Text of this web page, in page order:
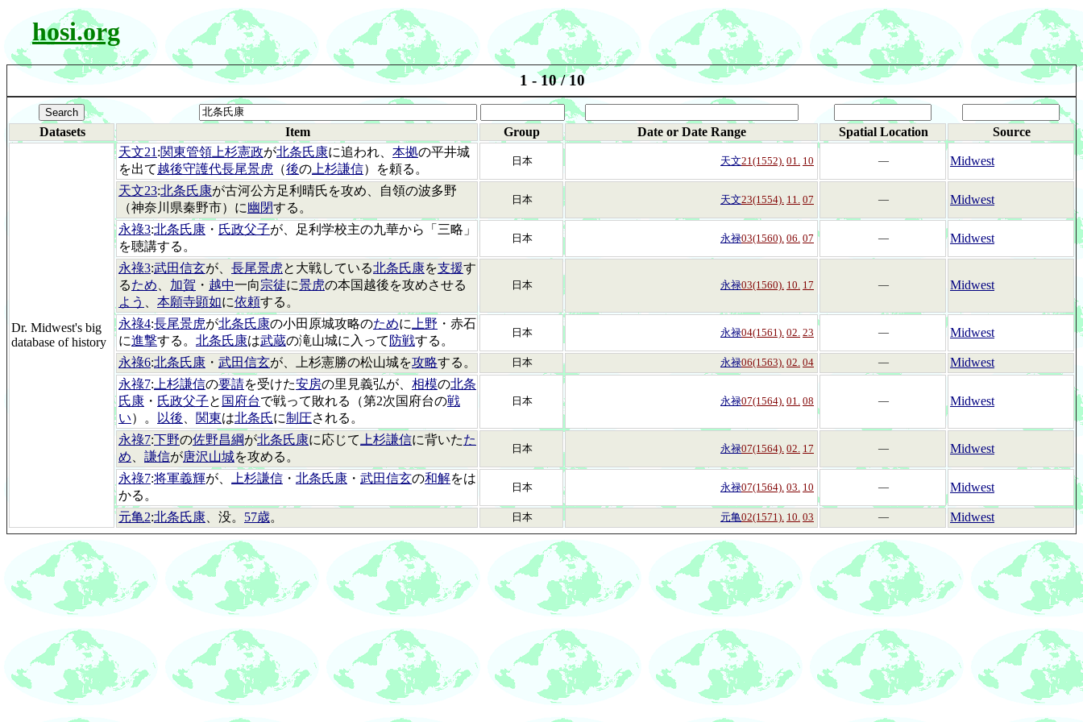
hosi.org
1 - 10 / 10
Datasets Item Group Date or Date Range Spatial Location Source
Dr. Midwest's big
database of history
天文21 :関東管領上杉憲政が北条氏康に追われ、 本拠の平井城
を出て越後守護代長尾景虎 （後の 上杉謙信）を頼る。
日本 天文21(1552). 01. 10 ― Midwest
天文23:北条氏康が古河公方足利晴氏を攻め、自領の波多野
（神奈川県秦野市）に幽閉する。
日本 天文23(1554). 11. 07 ― Midwest
永祿3:北条氏康 ・ 氏政父子が、足利学校主の九華から「三略」
を聴講する。
日本 永禄03(1560). 06. 07 ― Midwest
永祿3:武田信玄が、 長尾景虎と大戦している北条氏康を支援す
るため 加賀 ・ 越中一向宗徒に景虎の本国越後を攻めさせる
よう
本願寺顕如に依頼する。
日本 永禄03(1560). 10. 17 ― Midwest
永祿4:長尾景虎が北条氏康の小田原城攻略のために 上野 ・赤石
に進撃する。 北条氏康は武蔵の滝山城に入って 防戦する。
日本 永禄04(1561). 02. 23 ― Midwest
永祿6:北条氏康 ・ 武田信玄が、上杉憲勝の松山城を攻略する。 日本 永禄06(1563). 02. 04 ―
Midwest
永祿7: 上杉謙信の要請を受けた安房の里見義弘が、 相模の北条
氏康 ・ 氏政父子と 国府台で戦って敗れる（第2次国府台の戦
い）。 以後 関東は北条氏に制圧される。
日本 永禄07(1564). 01. 08 ― Midwest
永祿7:下野の佐野昌綱が北条氏康に応じて 上杉謙信に背いたた
め
謙信が唐沢山城を攻める。
日本 永禄07(1564). 02. 17 ― Midwest
永祿7:将軍義輝が、 上杉謙信 ・ 北条氏康 ・ 武田信玄の和解をは
かる。
日本 永禄07(1564). 03. 10 ― Midwest
元亀2:北条氏康 、没。 57歳。 日本 元亀02(1571). 10. 03 ― Midwest